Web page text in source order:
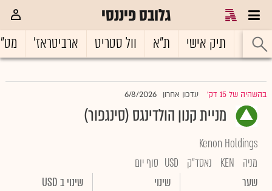
גלובס פיננסי
ראשי תיק אישי ת"א וול סטריט ארביטראז'
בהשהיה של 15 דק' עדכון אחרון 6/8/2026
מניית קנון הולדינגס (סינגפור)
Kenon Holdings
מניה
KEN נאסד"ק USD סוף יום
שער
שינוי שינוי ב USD